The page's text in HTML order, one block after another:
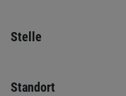
Stelle
Standort